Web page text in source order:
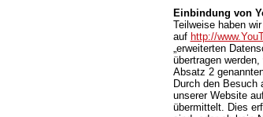
Einbindung von
Teilweise haben
auf http://
„erweiterten
übertragen
Absatz 2
Durch den Besuch
unserer Website
übermittelt. Dies